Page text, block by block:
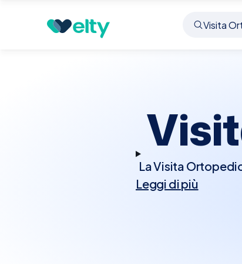
Prenota visita Visita Ortopedica Mira
La Visita
muscolo-
Leggi di più